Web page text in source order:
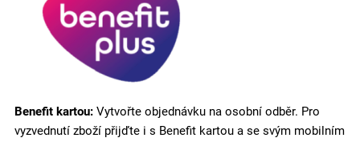
Benefit kartou: Vytvořte objednávku na osobní odběr. Pro
vyzvednutí zboží přijďte i s Benefit kartou a se svým mobilním